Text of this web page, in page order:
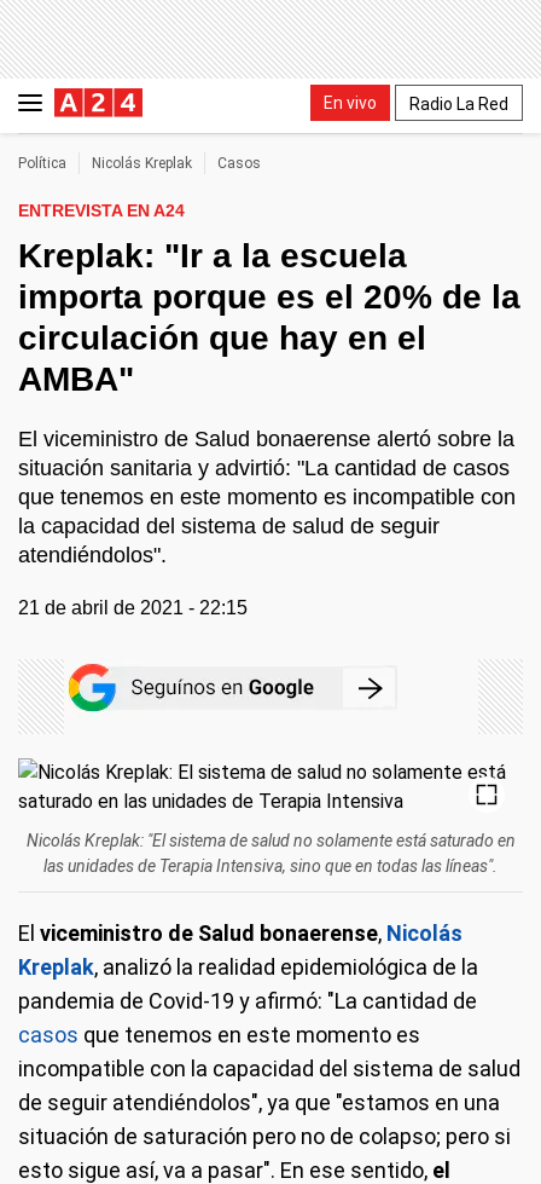
En vivo Radio La Red
Política Nicolás Kreplak Casos
ENTREVISTA EN A24
Kreplak: "Ir a la escuela
importa porque es el 20% de la
circulación que hay en el
AMBA"
El viceministro de Salud bonaerense alertó sobre la
situación sanitaria y advirtió: "La cantidad de casos
que tenemos en este momento es incompatible con
la capacidad del sistema de salud de seguir
atendiéndolos".
21 de abril de 2021 - 22:15
Nicolás Kreplak: "El sistema de salud no solamente está saturado en
las unidades de Terapia Intensiva, sino que en todas las líneas".
El viceministro de Salud bonaerense, Nicolás
Kreplak, analizó la realidad epidemiológica de la
pandemia de Covid-19 y afirmó: "La cantidad de
casos que tenemos en este momento es
incompatible con la capacidad del sistema de salud
de seguir atendiéndolos", ya que "estamos en una
situación de saturación pero no de colapso; pero si
esto sigue así, va a pasar". En ese sentido, el